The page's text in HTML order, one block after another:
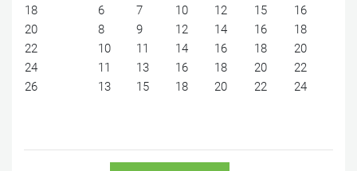
18
6 7 10 12 15
16
20
8 9 12 14 16
18
22
10 11 14 16 18
20
24
11 13 16 18 20
22
26
13 15 18 20 22 24